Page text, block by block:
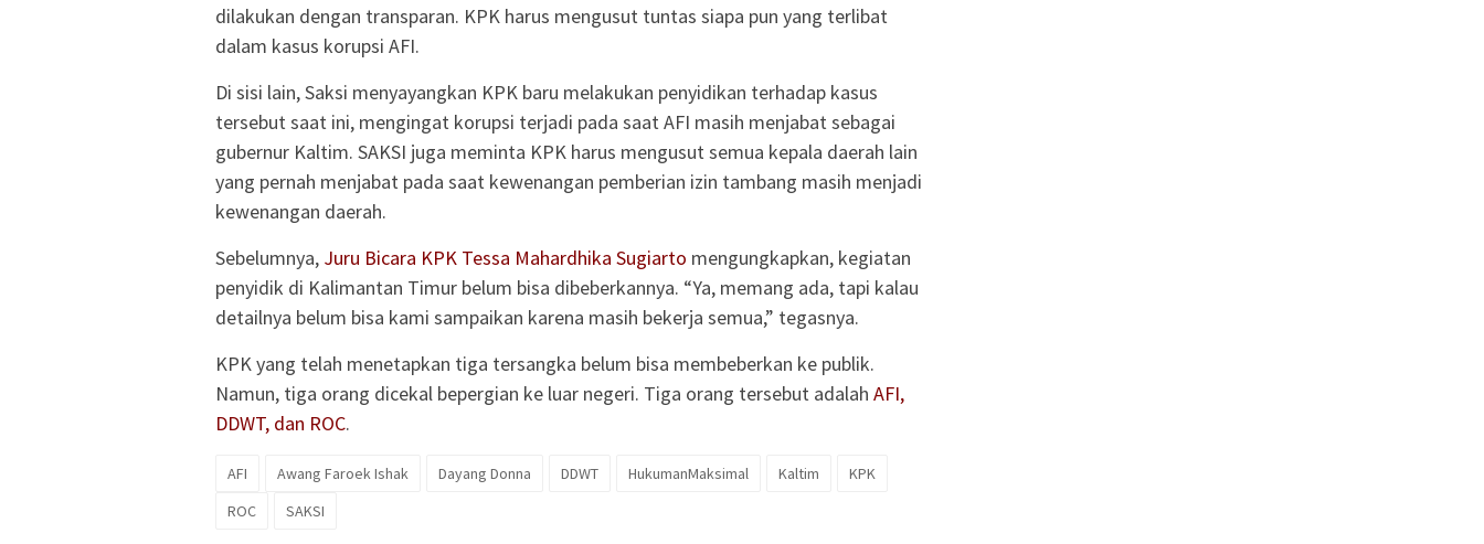
dilakukan dengan transparan. KPK harus mengusut tuntas siapa pun yang terlibat
dalam kasus korupsi AFI.
Di sisi lain, Saksi menyayangkan KPK baru melakukan penyidikan terhadap kasus
tersebut saat ini, mengingat korupsi terjadi pada saat AFI masih menjabat sebagai
gubernur Kaltim. SAKSI juga meminta KPK harus mengusut semua kepala daerah lain
yang pernah menjabat pada saat kewenangan pemberian izin tambang masih menjadi
kewenangan daerah.
Sebelumnya, Juru Bicara KPK Tessa Mahardhika Sugiarto mengungkapkan, kegiatan
penyidik di Kalimantan Timur belum bisa dibeberkannya. “Ya, memang ada, tapi kalau
detailnya belum bisa kami sampaikan karena masih bekerja semua,” tegasnya.
KPK yang telah menetapkan tiga tersangka belum bisa membeberkan ke publik.
Namun, tiga orang dicekal bepergian ke luar negeri. Tiga orang tersebut adalah AFI,
DDWT, dan ROC.
AFI Awang Faroek Ishak Dayang Donna DDWT HukumanMaksimal Kaltim
KPK
ROC
SAKSI